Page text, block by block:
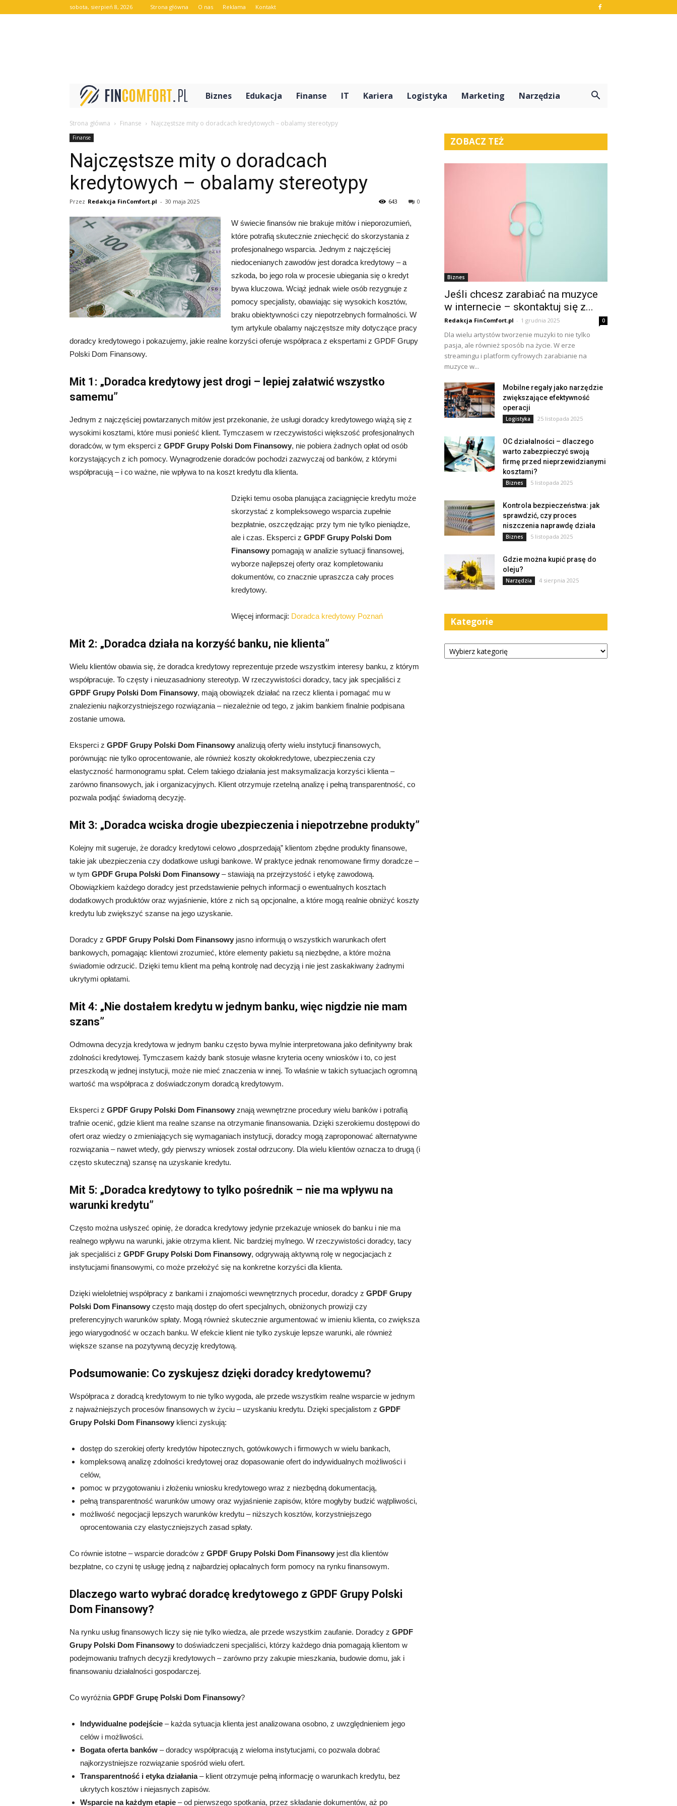
sobota, sierpień 8, 2026 Strona główna O nas Reklama Kontakt
FinComfort.pl
Biznes Edukacja Finanse IT Kariera Logistyka Marketing Narzędzia
Strona główna Finanse Najczęstsze mity o doradcach kredytowych – obalamy stereotypy
Finanse
Najczęstsze mity o doradcach
kredytowych – obalamy stereotypy
Przez Redakcja FinComfort.pl - 30 maja 2025 0
643
W świecie finansów nie brakuje mitów i nieporozumień,
które potrafią skutecznie zniechęcić do skorzystania z
profesjonalnego wsparcia. Jednym z najczęściej
niedocenianych zawodów jest doradca kredytowy – a
szkoda, bo jego rola w procesie ubiegania się o kredyt
bywa kluczowa. Wciąż jednak wiele osób rezygnuje z
pomocy specjalisty, obawiając się wysokich kosztów,
braku obiektywności czy niepotrzebnych formalności. W
tym artykule obalamy najczęstsze mity dotyczące pracy
doradcy kredytowego i pokazujemy, jakie realne korzyści oferuje współpraca z ekspertami z GPDF Grupy
Polski Dom Finansowy.
Mit 1: „Doradca kredytowy jest drogi – lepiej załatwić wszystko
samemu”
Jednym z najczęściej powtarzanych mitów jest przekonanie, że usługi doradcy kredytowego wiążą się z
wysokimi kosztami, które musi ponieść klient. Tymczasem w rzeczywistości większość profesjonalnych
doradców, w tym eksperci z GPDF Grupy Polski Dom Finansowy, nie pobiera żadnych opłat od osób
korzystających z ich pomocy. Wynagrodzenie doradców pochodzi zazwyczaj od banków, z którymi
współpracują – i co ważne, nie wpływa to na koszt kredytu dla klienta.
Dzięki temu osoba planująca zaciągnięcie kredytu może
skorzystać z kompleksowego wsparcia zupełnie
bezpłatnie, oszczędzając przy tym nie tylko pieniądze,
ale i czas. Eksperci z GPDF Grupy Polski Dom
Finansowy pomagają w analizie sytuacji finansowej,
wyborze najlepszej oferty oraz kompletowaniu
dokumentów, co znacznie upraszcza cały proces
kredytowy.
Więcej informacji: Doradca kredytowy Poznań
Mit 2: „Doradca działa na korzyść banku, nie klienta”
Wielu klientów obawia się, że doradca kredytowy reprezentuje przede wszystkim interesy banku, z którym
współpracuje. To częsty i nieuzasadniony stereotyp. W rzeczywistości doradcy, tacy jak specjaliści z
GPDF Grupy Polski Dom Finansowy, mają obowiązek działać na rzecz klienta i pomagać mu w
znalezieniu najkorzystniejszego rozwiązania – niezależnie od tego, z jakim bankiem finalnie podpisana
zostanie umowa.
Eksperci z GPDF Grupy Polski Dom Finansowy analizują oferty wielu instytucji finansowych,
porównując nie tylko oprocentowanie, ale również koszty okołokredytowe, ubezpieczenia czy
elastyczność harmonogramu spłat. Celem takiego działania jest maksymalizacja korzyści klienta –
zarówno finansowych, jak i organizacyjnych. Klient otrzymuje rzetelną analizę i pełną transparentność, co
pozwala podjąć świadomą decyzję.
Mit 3: „Doradca wciska drogie ubezpieczenia i niepotrzebne produkty”
Kolejny mit sugeruje, że doradcy kredytowi celowo „dosprzedają” klientom zbędne produkty finansowe,
takie jak ubezpieczenia czy dodatkowe usługi bankowe. W praktyce jednak renomowane firmy doradcze –
w tym GPDF Grupa Polski Dom Finansowy – stawiają na przejrzystość i etykę zawodową.
Obowiązkiem każdego doradcy jest przedstawienie pełnych informacji o ewentualnych kosztach
dodatkowych produktów oraz wyjaśnienie, które z nich są opcjonalne, a które mogą realnie obniżyć koszty
kredytu lub zwiększyć szanse na jego uzyskanie.
Doradcy z GPDF Grupy Polski Dom Finansowy jasno informują o wszystkich warunkach ofert
bankowych, pomagając klientowi zrozumieć, które elementy pakietu są niezbędne, a które można
świadomie odrzucić. Dzięki temu klient ma pełną kontrolę nad decyzją i nie jest zaskakiwany żadnymi
ukrytymi opłatami.
Mit 4: „Nie dostałem kredytu w jednym banku, więc nigdzie nie mam
szans”
Odmowna decyzja kredytowa w jednym banku często bywa mylnie interpretowana jako definitywny brak
zdolności kredytowej. Tymczasem każdy bank stosuje własne kryteria oceny wniosków i to, co jest
przeszkodą w jednej instytucji, może nie mieć znaczenia w innej. To właśnie w takich sytuacjach ogromną
wartość ma współpraca z doświadczonym doradcą kredytowym.
Eksperci z GPDF Grupy Polski Dom Finansowy znają wewnętrzne procedury wielu banków i potrafią
trafnie ocenić, gdzie klient ma realne szanse na otrzymanie finansowania. Dzięki szerokiemu dostępowi do
ofert oraz wiedzy o zmieniających się wymaganiach instytucji, doradcy mogą zaproponować alternatywne
rozwiązania – nawet wtedy, gdy pierwszy wniosek został odrzucony. Dla wielu klientów oznacza to drugą (i
często skuteczną) szansę na uzyskanie kredytu.
Mit 5: „Doradca kredytowy to tylko pośrednik – nie ma wpływu na
warunki kredytu”
Często można usłyszeć opinię, że doradca kredytowy jedynie przekazuje wniosek do banku i nie ma
realnego wpływu na warunki, jakie otrzyma klient. Nic bardziej mylnego. W rzeczywistości doradcy, tacy
jak specjaliści z GPDF Grupy Polski Dom Finansowy, odgrywają aktywną rolę w negocjacjach z
instytucjami finansowymi, co może przełożyć się na konkretne korzyści dla klienta.
Dzięki wieloletniej współpracy z bankami i znajomości wewnętrznych procedur, doradcy z GPDF Grupy
Polski Dom Finansowy często mają dostęp do ofert specjalnych, obniżonych prowizji czy
preferencyjnych warunków spłaty. Mogą również skutecznie argumentować w imieniu klienta, co zwiększa
jego wiarygodność w oczach banku. W efekcie klient nie tylko zyskuje lepsze warunki, ale również
większe szanse na pozytywną decyzję kredytową.
Podsumowanie: Co zyskujesz dzięki doradcy kredytowemu?
Współpraca z doradcą kredytowym to nie tylko wygoda, ale przede wszystkim realne wsparcie w jednym
z najważniejszych procesów finansowych w życiu – uzyskaniu kredytu. Dzięki specjalistom z GPDF
Grupy Polski Dom Finansowy klienci zyskują:
dostęp do szerokiej oferty kredytów hipotecznych, gotówkowych i firmowych w wielu bankach,
kompleksową analizę zdolności kredytowej oraz dopasowanie ofert do indywidualnych możliwości i
celów,
pomoc w przygotowaniu i złożeniu wniosku kredytowego wraz z niezbędną dokumentacją,
pełną transparentność warunków umowy oraz wyjaśnienie zapisów, które mogłyby budzić wątpliwości,
możliwość negocjacji lepszych warunków kredytu – niższych kosztów, korzystniejszego
oprocentowania czy elastyczniejszych zasad spłaty.
Co równie istotne – wsparcie doradców z GPDF Grupy Polski Dom Finansowy jest dla klientów
bezpłatne, co czyni tę usługę jedną z najbardziej opłacalnych form pomocy na rynku finansowym.
Dlaczego warto wybrać doradcę kredytowego z GPDF Grupy Polski
Dom Finansowy?
Na rynku usług finansowych liczy się nie tylko wiedza, ale przede wszystkim zaufanie. Doradcy z GPDF
Grupy Polski Dom Finansowy to doświadczeni specjaliści, którzy każdego dnia pomagają klientom w
podejmowaniu trafnych decyzji kredytowych – zarówno przy zakupie mieszkania, budowie domu, jak i
finansowaniu działalności gospodarczej.
Co wyróżnia GPDF Grupę Polski Dom Finansowy?
Indywidualne podejście – każda sytuacja klienta jest analizowana osobno, z uwzględnieniem jego
celów i możliwości.
Bogata oferta banków – doradcy współpracują z wieloma instytucjami, co pozwala dobrać
najkorzystniejsze rozwiązanie spośród wielu ofert.
Transparentność i etyka działania– klient otrzymuje pełną informację o warunkach kredytu, bez
ukrytych kosztów i niejasnych zapisów.
Wsparcie na każdym etapie – od pierwszego spotkania, przez składanie dokumentów, aż po
ZOBACZ TEŻ
Biznes
Jeśli chcesz zarabiać na muzyce
w internecie – skontaktuj się z...
Redakcja FinComfort.pl - 1 grudnia 2025 0
Dla wielu artystów tworzenie muzyki to nie tylko
pasja, ale również sposób na życie. W erze
streamingu i platform cyfrowych zarabianie na
muzyce w...
Mobilne regały jako narzędzie
zwiększające efektywność
operacji
Logistyka 25 listopada 2025
OC działalności – dlaczego
warto zabezpieczyć swoją
firmę przed nieprzewidzianymi
kosztami?
Biznes 5 listopada 2025
Kontrola bezpieczeństwa: jak
sprawdzić, czy proces
niszczenia naprawdę działa
Biznes 5 listopada 2025
Gdzie można kupić prasę do
oleju?
Narzędzia 4 sierpnia 2025
Kategorie
Kategorie